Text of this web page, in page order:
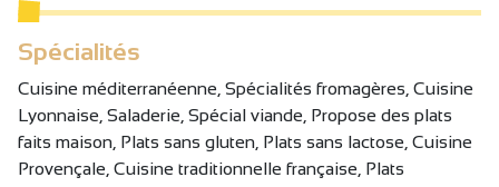
Spécialités
Cuisine méditerranéenne, Spécialités fromagères, Cuisine
Lyonnaise, Saladerie, Spécial viande, Propose des plats
faits maison, Plats sans gluten, Plats sans lactose, Cuisine
Provençale, Cuisine traditionnelle française, Plats